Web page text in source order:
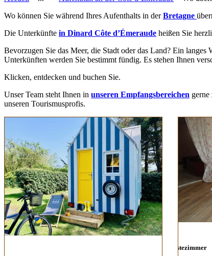
Wo können Sie während Ihres Aufenthalts in derBretagne
Die Unterkünfte in Dinard Côte d’Émeraude heißen Sie
Bevorzugen Sie das Meer, die Stadt oder das Land? Ein langes
Unterkünften werden Sie bestimmt fündig. Es stehen Ihnen
Klicken, entdecken und buchen Sie.
Unser Team steht Ihnen in unseren Empfangsbereichen
unseren Tourismusprofis.
Gästezimmer